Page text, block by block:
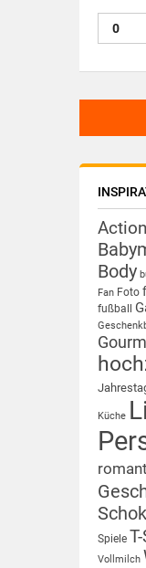
Action
Body
Fan Foto
fußball
Küche
Spiele
Vollmilch